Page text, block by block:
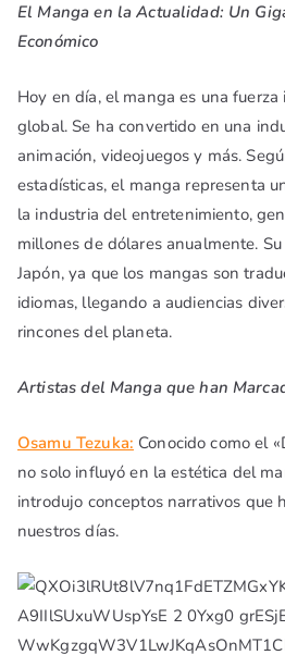
El Manga en la Actualidad: Un
Económico
Hoy en día, el manga es una
global. Se ha convertido en una
animación, videojuegos y más.
estadísticas, el manga representa
la industria del entretenimiento,
millones de dólares anualmente.
Japón, ya que los mangas son
idiomas, llegando a audiencias
rincones del planeta.
Artistas del Manga que han
Osamu Tezuka: Conocido como el
no solo influyó en la estética del
introdujo conceptos narrativos que
nuestros días.